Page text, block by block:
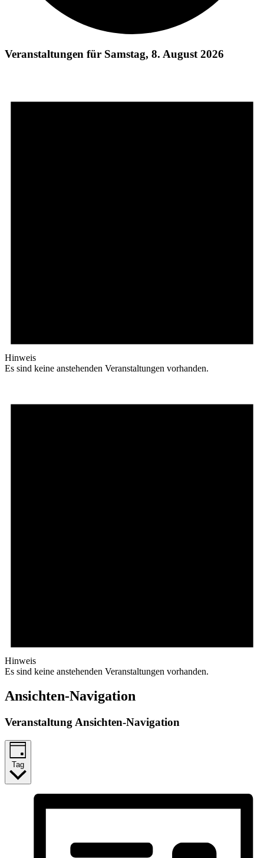
Veranstaltungen für Samstag, 8. August 2026
Hinweis
Es sind keine anstehenden Veranstaltungen vorhanden.
Hinweis
Es sind keine anstehenden Veranstaltungen vorhanden.
Ansichten-Navigation
Veranstaltung Ansichten-Navigation
Tag